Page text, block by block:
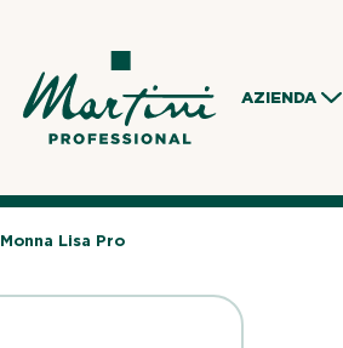
AZIENDA
Monna Lisa Pro